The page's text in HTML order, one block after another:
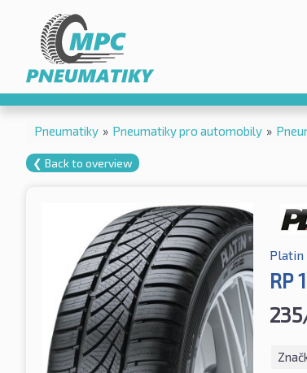
Pneumatiky » Pneumatiky pro automobily »
❮ Back to overview
Platin
RP